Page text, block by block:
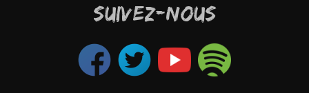
SUIVEZ-NOUS